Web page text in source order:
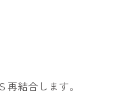
結合します。